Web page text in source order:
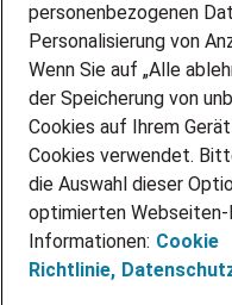
ÜBER UNS
STANDORTE
BLOG
PRESSE
KONTAKT
@Adecco 2026
IMPRESSUM
DATENSCHUTZ
personenbezogenen
Personalisierung von
Wenn Sie auf „Alle
der Speicherung von
Cookies auf Ihrem
Cookies verwendet.
die Auswahl dieser
optimierten Webseiten-
Informationen: Cookie
Richtlinie,